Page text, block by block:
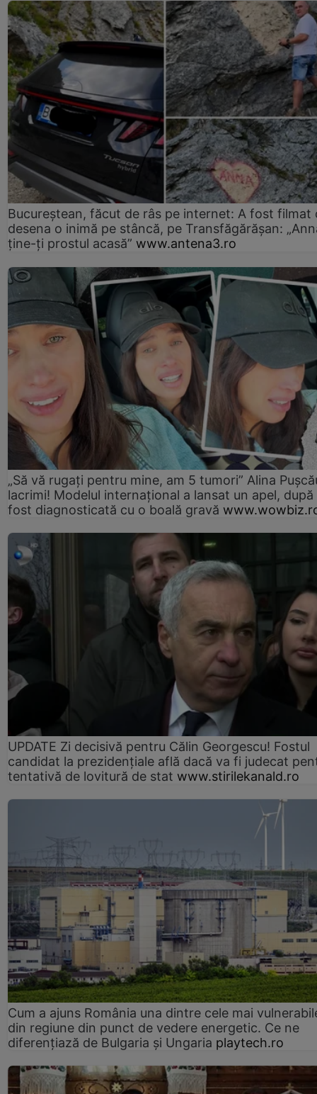
Bucureștean, făcut de râs pe internet: A fost filmat
desena o inimă pe stâncă, pe Transfăgărășan:
ține-ți prostul acasă” www.antena3.ro
„Să vă rugați pentru mine, am 5 tumori” Alina
lacrimi! Modelul internațional a lansat un apel, după
fost diagnosticată cu o boală gravă
UPDATE Zi decisivă pentru Călin Georgescu! Fostul
candidat la prezidențiale află dacă va fi judecat
tentativă de lovitură de stat www.stirilekanald.ro
Cum a ajuns România una dintre cele mai
din regiune din punct de vedere energetic. Ce ne
diferențiază de Bulgaria și Ungaria playtech.ro